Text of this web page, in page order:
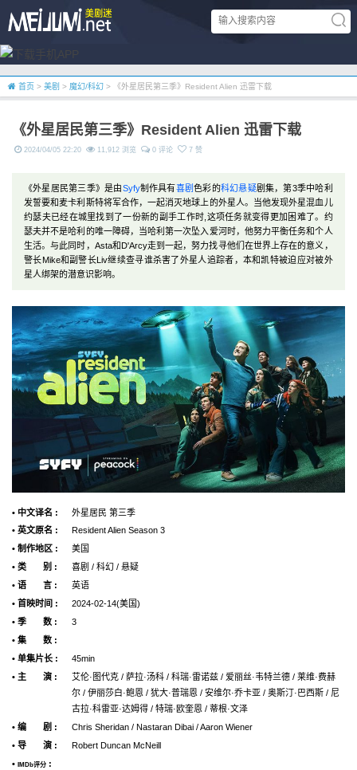
首页 > 美剧 > 魔幻/科幻 > 《外星居民第三季》Resident Alien 迅雷下载
《外星居民第三季》Resident Alien 迅雷下载
2024/04/05 22:20 11,912 浏览 0 评论 7 赞
《外星居民第三季》是由Syfy制作具有喜剧色彩的科幻悬疑剧集，第3季中哈利
发誓要和麦卡利斯特将军合作，一起消灭地球上的外星人。当他发现外星混血儿
约瑟夫已经在城里找到了一份新的副手工作时,这项任务就变得更加困难了。约
瑟夫并不是哈利的唯一障碍，当哈利第一次坠入爱河时，他努力平衡任务和个人
生活。与此同时，Asta和D'Arcy走到一起，努力找寻他们在世界上存在的意义，
警长Mike和副警长Liv继续查寻谁杀害了外星人追踪者，本和凯特被迫应对被外
星人绑架的潜意识影响。
• 中文译名 :
外星居民 第三季
• 英文原名 :
Resident Alien Season 3
• 制作地区 :
美国
• 类 别 :
喜剧 / 科幻 / 悬疑
• 语 言 :
英语
• 首映时间 :
2024-02-14(美国)
• 季 数 :
3
• 集 数 :
• 单集片长 :
45min
• 主 演 :
艾伦·图代克 / 萨拉·汤科 / 科瑞·雷诺兹 / 爱丽丝·韦特兰德 / 莱维·费赫
尔 / 伊丽莎白·鲍恩 / 犹大·普瑞恩 / 安维尔·乔卡亚 / 奥斯汀·巴西斯 / 尼
古拉·科雷亚·达姆得 / 特瑞·欧奎恩 / 蒂根·文泽
• 编 剧 :
Chris Sheridan / Nastaran Dibai / Aaron Wiener
• 导 演 :
Robert Duncan McNeill
•
IMDb评分 :